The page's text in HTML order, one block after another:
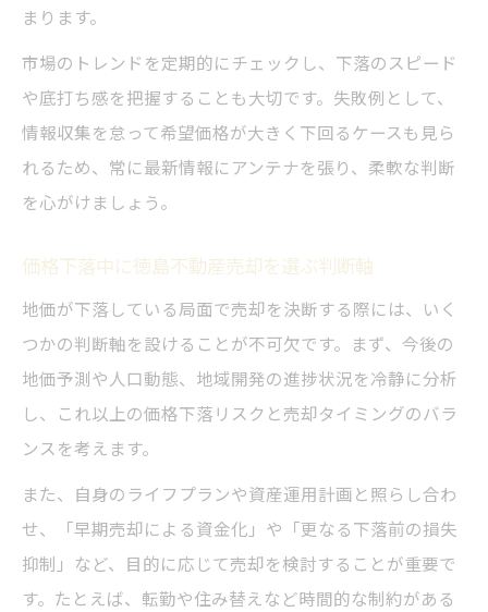
まります。
市場のトレンドを定期的にチェックし、下落のスピード
や底打ち感を把握することも大切です。失敗例として、
情報収集を怠って希望価格が大きく下回るケースも見ら
れるため、常に最新情報にアンテナを張り、柔軟な判断
を心がけましょう。
価格下落中に徳島不動産売却を選ぶ判断軸
地価が下落している局面で売却を決断する際には、いく
つかの判断軸を設けることが不可欠です。まず、今後の
地価予測や人口動態、地域開発の進捗状況を冷静に分析
し、これ以上の価格下落リスクと売却タイミングのバラ
ンスを考えます。
また、自身のライフプランや資産運用計画と照らし合わ
せ、「早期売却による資金化」や「更なる下落前の損失
抑制」など、目的に応じて売却を検討することが重要で
す。たとえば、転勤や住み替えなど時間的な制約がある